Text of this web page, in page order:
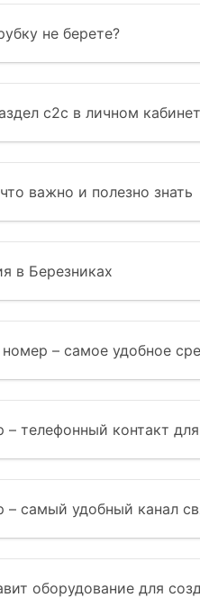
не берете?
с2с в личном
важно и полезно знать
в Березниках
– самое удобное
телефонный контакт
– самый удобный канал
оборудование для